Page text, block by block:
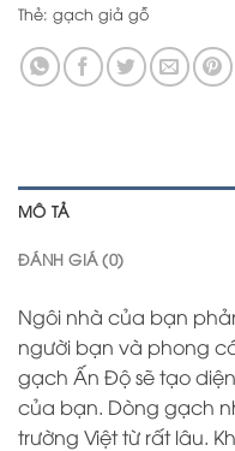
Thẻ: gạch giả gỗ
MÔ TẢ
ĐÁNH GIÁ (0)
Ngôi nhà của bạn
người bạn và phong
gạch Ấn Độ sẽ tạo
của bạn. Dòng gạch
trường Việt từ rất lâu.